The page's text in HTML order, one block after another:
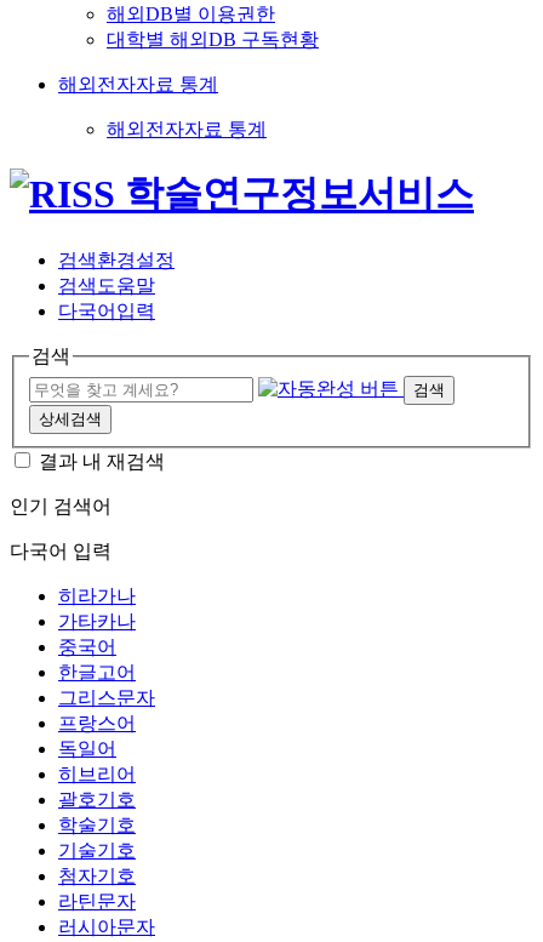
해외DB별 이용권한
대학별 해외DB 구독현황
해외전자자료 통계
해외전자자료 통계
검색환경설정
검색도움말
다국어입력
검색
검색
상세검색
결과 내 재검색
인기 검색어
다국어 입력
히라가나
가타카나
중국어
한글고어
그리스문자
프랑스어
독일어
히브리어
괄호기호
학술기호
기술기호
첨자기호
라틴문자
러시아문자